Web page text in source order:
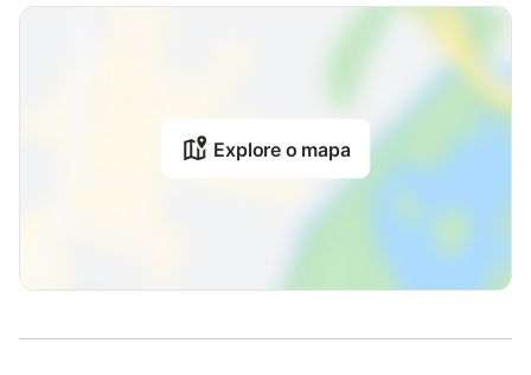
Explore o mapa